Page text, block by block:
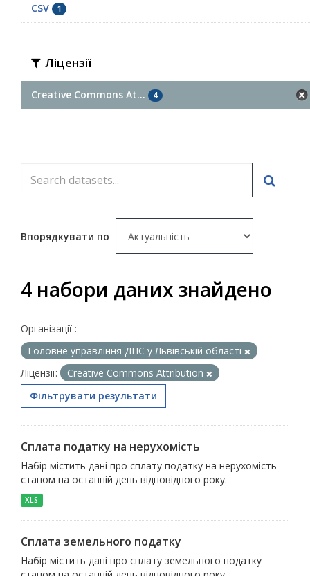
CSV 1
Ліцензії
Creative Commons At... 4
Впорядкувати по
4 набори даних знайдено
Організації :
Головне управління ДПС у Львівській області
Ліцензії:
Creative Commons Attribution
Фільтрувати результати
Сплата податку на нерухомість
Набір містить дані про сплату податку на нерухомість
станом на останній день відповідного року.
XLS
Сплата земельного податку
Набір містить дані про сплату земельного податку